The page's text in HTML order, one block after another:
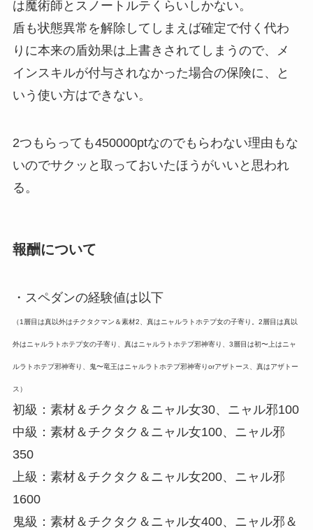
は魔術師とスノートルテくらいしかない。
盾も状態異常を解除してしまえば確定で付く代わ
りに本来の盾効果は上書きされてしまうので、メ
インスキルが付与されなかった場合の保険に、と
いう使い方はできない。
2つもらっても450000ptなのでもらわない理由もな
いのでサクッと取っておいたほうがいいと思われ
る。
報酬について
・スペダンの経験値は以下
（1層目は真以外はチクタクマン＆素材2、真はニャルラトホテプ女の子寄り。2層目は真以
外はニャルラトホテプ女の子寄り、真はニャルラトホテプ邪神寄り、3層目は初〜上はニャ
ルラトホテプ邪神寄り、鬼〜竜王はニャルラトホテプ邪神寄りorアザトース、真はアザトー
ス）
初級：素材＆チクタク＆ニャル女30、ニャル邪100
中級：素材＆チクタク＆ニャル女100、ニャル邪
350
上級：素材＆チクタク＆ニャル女200、ニャル邪
1600
鬼級：素材＆チクタク＆ニャル女400、ニャル邪＆